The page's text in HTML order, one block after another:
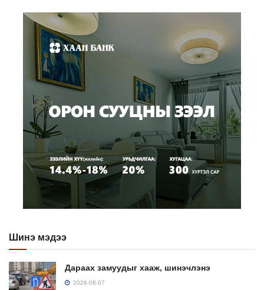
Шинэ мэдээ
Дараах замуудыг хааж, шинэчлэнэ
2026-08-07